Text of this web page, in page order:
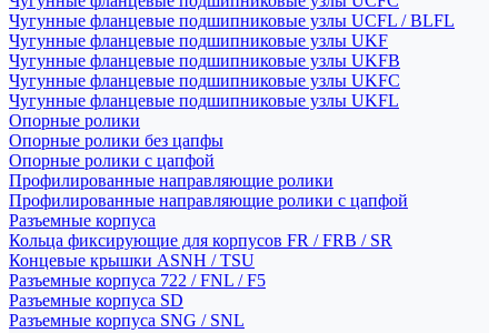
Чугунные фланцевые подшипниковые узлы UCFL / BLFL
Чугунные фланцевые подшипниковые узлы UKF
Чугунные фланцевые подшипниковые узлы UKFB
Чугунные фланцевые подшипниковые узлы UKFC
Чугунные фланцевые подшипниковые узлы UKFL
Опорные ролики
Опорные ролики без цапфы
Опорные ролики с цапфой
Профилированные направляющие ролики
Профилированные направляющие ролики с цапфой
Разъемные корпуса
Кольца фиксирующие для корпусов FR / FRB / SR
Концевые крышки ASNH / TSU
Разъемные корпуса 722 / FNL / F5
Разъемные корпуса SD
Разъемные корпуса SNG / SNL